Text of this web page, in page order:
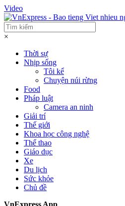
Video
×
Thời sự
Nhịp sống
Tôi kể
Chuyện núi rừng
Food
Pháp luật
Camera an ninh
Giải trí
Thế giới
Khoa học công nghệ
Thể thao
Giáo dục
Xe
Du lịch
Sức khỏe
Chủ đề
VnExpress App